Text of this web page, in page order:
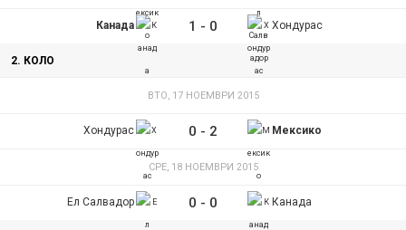
Канада 1 - 0 Хондурас
2. КОЛО
ВТО, 17 НОЕМВРИ 2015
Хондурас 0 - 2 Мексико
СРЕ, 18 НОЕМВРИ 2015
Ел Салвадор 0 - 0 Канада